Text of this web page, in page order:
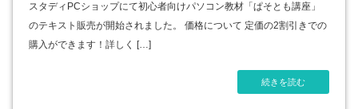
スタディPCショップにて初心者向けパソコン教材「ぱそとも講座」
のテキスト販売が開始されました。 価格について 定価の2割引きでの
購入ができます！詳しく […]
続きを読む